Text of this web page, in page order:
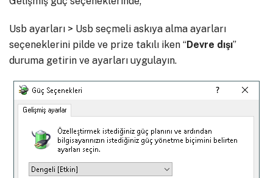
Usb ayarları > Usb seçmeli askıya alma ayarları
seçeneklerini pilde ve prize takılı iken “Devre dışı”
duruma getirin ve ayarları uygulayın.